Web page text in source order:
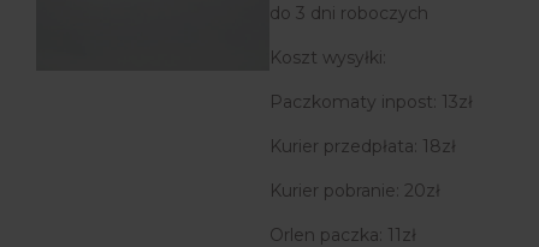
do 3 dni roboczych
Koszt wysyłki:
Paczkomaty inpost: 13zł
Kurier przedpłata: 18zł
Kurier pobranie: 20zł
Orlen paczka: 11zł